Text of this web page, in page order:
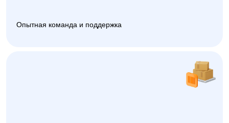
Опытная команда и поддержка